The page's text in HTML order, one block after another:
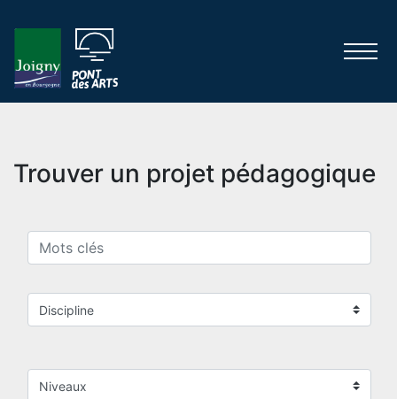
Trouver un projet pédagogique